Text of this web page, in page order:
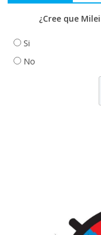
¿Cree que
Si
No